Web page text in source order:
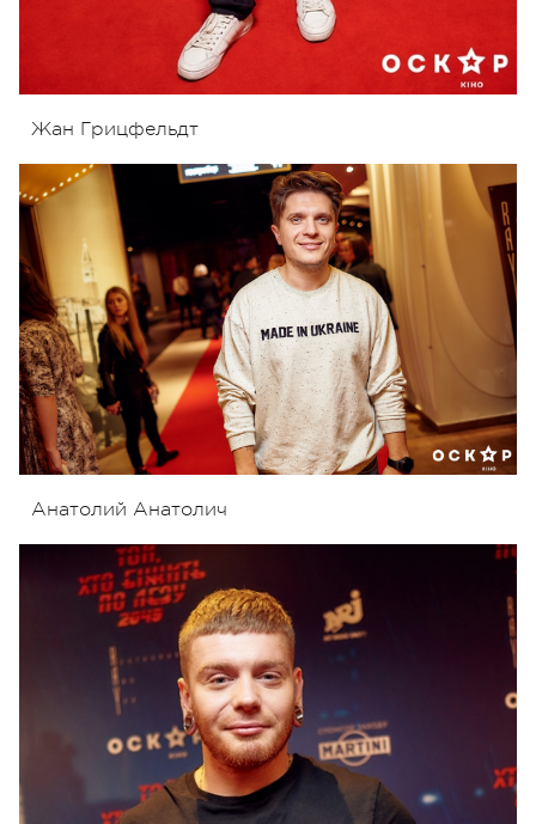
Жан Грицфельдт
Анатолий Анатолич